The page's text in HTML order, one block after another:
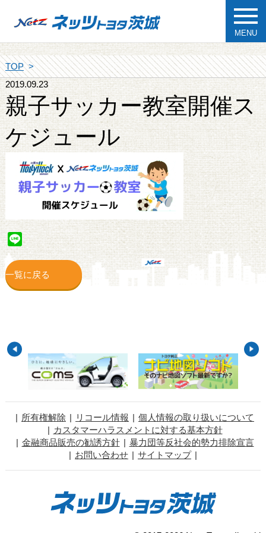
MENU
TOP
2019.09.23
親子サッカー教室開催ス
ケジュール
Line
一覧に戻る
所有権解除 リコール情報
個人情報の取り扱いについて
カスタマーハラスメントに対する基本方針
金融商品販売の勧誘方針
暴力団等反社会的勢力排除宣言
お問い合わせ
サイトマップ